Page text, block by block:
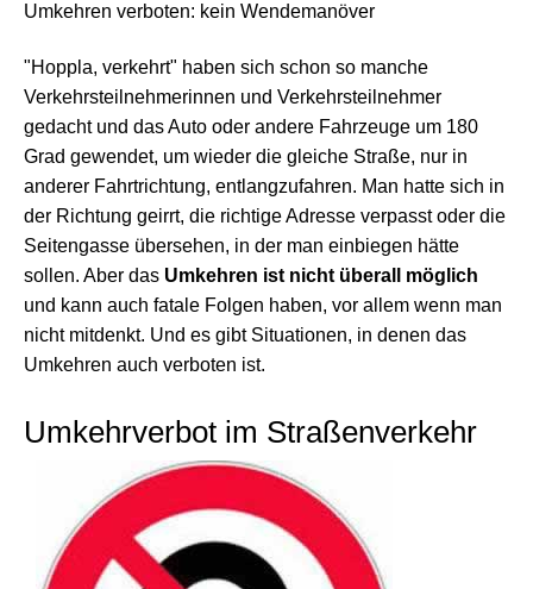
Umkehren verboten: kein Wendemanöver
"Hoppla, verkehrt" haben sich schon so manche
Verkehrsteilnehmerinnen und Verkehrsteilnehmer
gedacht und das Auto oder andere Fahrzeuge um 180
Grad gewendet, um wieder die gleiche Straße, nur in
anderer Fahrtrichtung, entlangzufahren. Man hatte sich in
der Richtung geirrt, die richtige Adresse verpasst oder die
Seitengasse übersehen, in der man einbiegen hätte
sollen. Aber das Umkehren ist nicht überall möglich
und kann auch fatale Folgen haben, vor allem wenn man
nicht mitdenkt. Und es gibt Situationen, in denen das
Umkehren auch verboten ist.
Umkehrverbot im Straßenverkehr